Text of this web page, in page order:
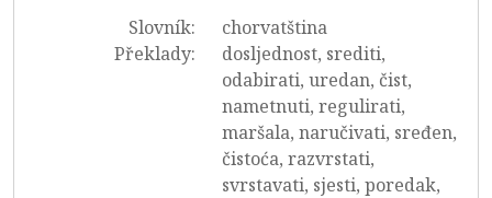
Slovník:
chorvatština
Překlady:
dosljednost, srediti,
odabirati, uredan, čist,
nametnuti, regulirati,
maršala, naručivati, sređen,
čistoća, razvrstati,
svrstavati, sjesti, poredak,